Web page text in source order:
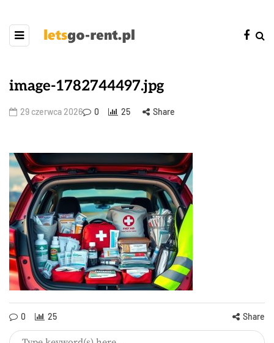
image-1782744497.jpg
29 czerwca 2026 0 25 Share
0 25 Share